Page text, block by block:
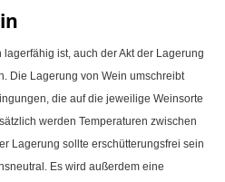
lagerfähig ist, auch der Akt der Lagerung
Die Lagerung von Wein umschreibt
die auf die jeweilige Weinsorte
werden Temperaturen zwischen
Lagerung sollte erschütterungsfrei sein
Es wird außerdem eine